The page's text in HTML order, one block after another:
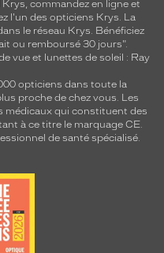
commandez en ligne et
l'un des opticiens Krys. La
le réseau Krys. Bénéficiez
ou remboursé 30 jours".
vue et lunettes de soleil : Ray
opticiens dans toute la
proche de chez vous. Les
médicaux qui constituent des
à ce titre le marquage CE.
de santé spécialisé.